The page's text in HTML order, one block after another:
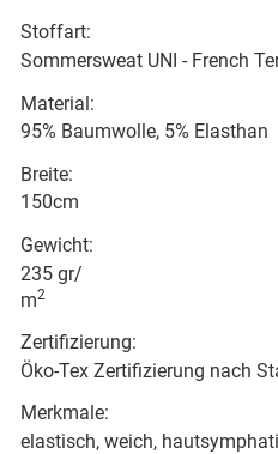
Stoffart:
Sommersweat UNI - French
Material:
95% Baumwolle, 5% Elasthan
Breite:
150cm
Gewicht:
235 gr/
m2
Zertifizierung:
Öko-Tex Zertifizierung nach
Merkmale:
elastisch, weich,